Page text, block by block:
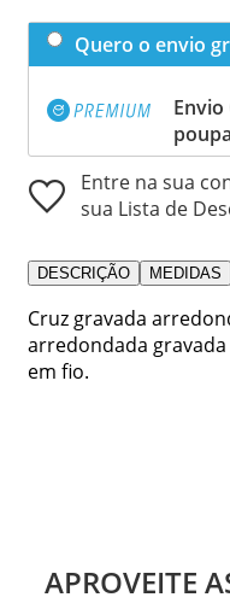
Quero o envio
Envio
Entre na sua
sua Lista de
DESCRIÇÃO MEDIDAS
Cruz gravada
arredondada
em fio.
APROVEITE